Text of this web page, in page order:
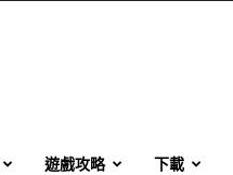
遊戲攻略 下載